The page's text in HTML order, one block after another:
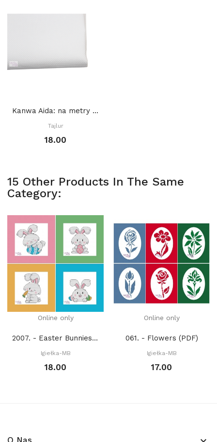
Kanwa Aida: na metry BIAŁA
Tajlur
18.00
15 Other Products In The Same
Category:
Online only
2007. - Easter Bunnies (PDF)
Igiełka-MB
18.00
Online only
061. - Flowers (PDF)
Igiełka-MB
17.00
O Nas